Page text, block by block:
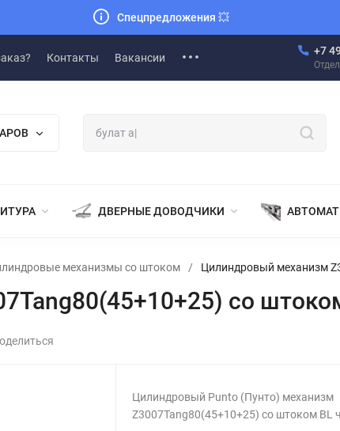
Спецпредложения 💥
Контакты Вакансии
+7
ДВЕРНЫЕ ДОВОДЧИКИ
механизмы со штоком / Цилиндровый механизм
со
Цилиндровый Punto (Пунто) механизм
Z3007Tang80(45+10+25) со штоком BL